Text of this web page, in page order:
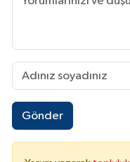
Gönder